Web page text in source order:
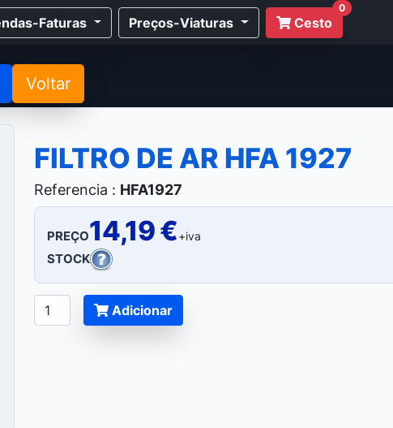
Faturas Preços-Viaturas Cesto
0
Voltar
FILTRO DE AR HFA 1927
Referencia : HFA1927
PREÇO14,19 €+iva
STOCK
Adicionar